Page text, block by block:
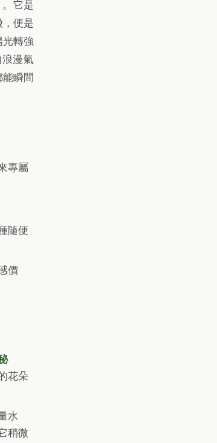
它是
便是
轉強
漫氣
瞬間
專屬
隨便
價
花朵
水
稍微